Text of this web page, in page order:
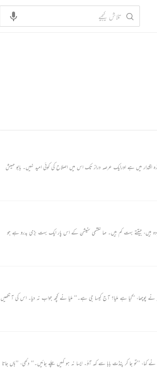
میں ہے اورایک عرصہ دراز تک اس میں اصلاح کی کوئی امید نہیں۔ بابو مہیش
ہیں، جیتتے بہت کم ہیں۔ مہا لکشمی سٹیشن کے اس پار ایک بہت بڑی بدرو ہے جو
(۱) ملیا ہر ی ہری گھاس کا گٹھا لے کر لوٹی تو اس کا گیہواں رنگ کچھ سرخ ہوگیا تھا اور بڑی بڑی مخمور آنکھیں کچھ سہمی ہوئیں تھیں۔ مہابیر نے پوچھا، ’’کیا ہے ملیا؟ آج کیسا جی ہے۔‘‘ ملیا نے کچھ جواب نہ دیا۔ اس کی آنکھیں
(۱) دکھی چمار دروازے پر جھاڑو لگا رہا تھا۔ اور اس کی بیوی جھریا گھر کو لیپ رہی تھی۔ دونوں اپنے اپنے کام سے فراغت پا چکے تو چمارن نے کہا، ’’تو جا کر پنڈت بابا سے کہہ آؤ۔ ایسا نہ ہو کہیں چلے جائیں۔‘‘ دکھی، ’’ہاں جاتا